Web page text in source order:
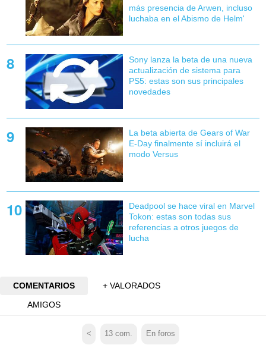
más presencia de Arwen, incluso
luchaba en el Abismo de Helm'
Sony lanza la beta de una nueva
actualización de sistema para
PS5: estas son sus principales
novedades
La beta abierta de Gears of War
E-Day finalmente sí incluirá el
modo Versus
Deadpool se hace viral en Marvel
Tokon: estas son todas sus
referencias a otros juegos de
lucha
COMENTARIOS
+ VALORADOS
AMIGOS
< 13 com. En foros